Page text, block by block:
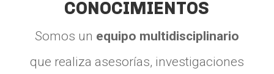
CONOCIMIENTOS
Somos un equipo multidisciplinario
que realiza asesorías, investigaciones